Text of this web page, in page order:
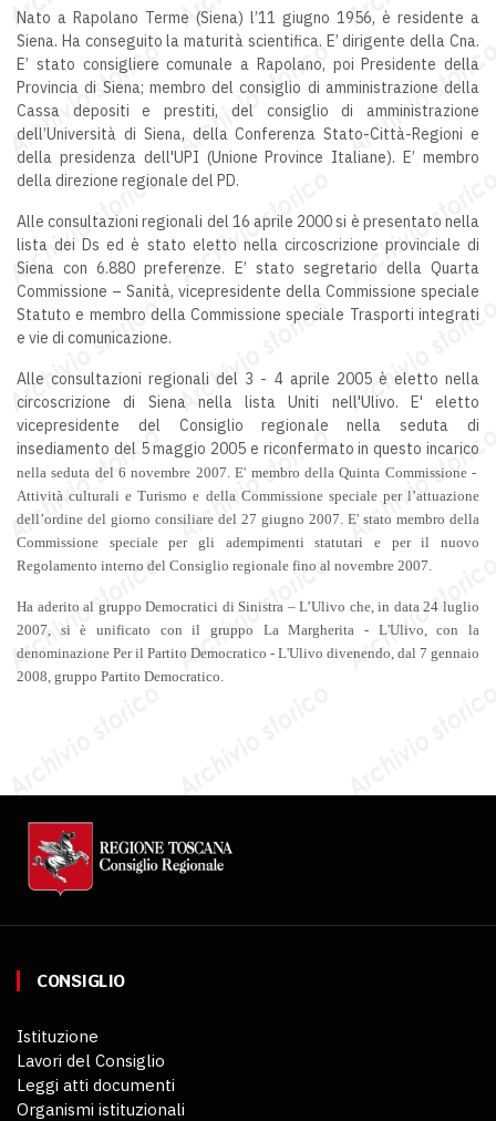
Nato a Rapolano Terme (Siena) l’11 giugno 1956, è residente a
Siena. Ha conseguito la maturità scientifica. E’ dirigente della Cna.
E’ stato consigliere comunale a Rapolano, poi Presidente della
Provincia di Siena; membro del consiglio di amministrazione della
Cassa depositi e prestiti, del consiglio di amministrazione
dell’Università di Siena, della Conferenza Stato-Città-Regioni e
della presidenza dell'UPI (Unione Province Italiane). E’ membro
della direzione regionale del PD.
Alle consultazioni regionali del 16 aprile 2000 si è presentato nella
lista dei Ds ed è stato eletto nella circoscrizione provinciale di
Siena con 6.880 preferenze. E’ stato segretario della Quarta
Commissione – Sanità, vicepresidente della Commissione speciale
Statuto e membro della Commissione speciale Trasporti integrati
e vie di comunicazione.
Alle consultazioni regionali del 3 - 4 aprile 2005 è eletto nella
circoscrizione di Siena nella lista Uniti nell'Ulivo. E' eletto
vicepresidente del Consiglio regionale nella seduta di
insediamento del 5 maggio 2005 e riconfermato in questo incarico
nella seduta del 6 novembre 2007. E' membro dellaQuinta Commissione -
Attività culturali e Turismoe della Commissione speciale per l’attuazione
dell’ordine del giorno consiliare del 27 giugno 2007. E' stato membro della
Commissione speciale per gli adempimenti statutari e per il nuovo
Regolamento interno del Consiglio regionale fino al novembre 2007.
Ha aderito al gruppo Democratici di Sinistra – L’Ulivo che, in data 24 luglio
2007, si è unificato con il gruppo La Margherita - L'Ulivo, con la
denominazione Per il Partito Democratico - L'Ulivo divenendo, dal 7 gennaio
2008, gruppo Partito Democratico.
CONSIGLIO
Istituzione
Lavori del Consiglio
Leggi atti documenti
Organismi istituzionali